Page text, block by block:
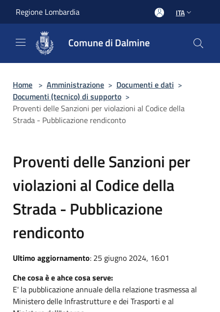
Regione Lombardia ITA
Comune di Dalmine
Home > Amministrazione > Documenti e dati >
Documenti (tecnico) di supporto >
Proventi delle Sanzioni per violazioni al Codice della
Strada - Pubblicazione rendiconto
Proventi delle Sanzioni per
violazioni al Codice della
Strada - Pubblicazione
rendiconto
Ultimo aggiornamento: 25 giugno 2024, 16:01
Che cosa è e ahce cosa serve:
E' la pubblicazione annuale della relazione trasmessa al
Ministero delle Infrastrutture e dei Trasporti e al